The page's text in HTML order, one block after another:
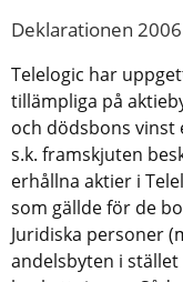
Deklarationen 2006
Telelogic har
tillämpliga på
och dödsbons
s.k. framskjuten
erhållna aktier i
som gällde för de
Juridiska personer
andelsbyten i